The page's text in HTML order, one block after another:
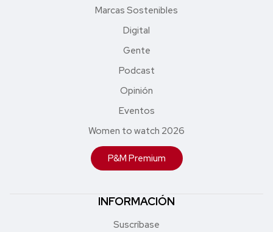
Marcas Sostenibles
Digital
Gente
Podcast
Opinión
Eventos
Women to watch 2026
P&M Premium
INFORMACIÓN
Suscríbase